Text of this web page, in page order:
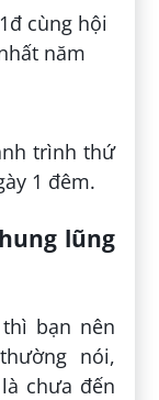
trình thứ
1 đêm.
lũng
bạn nên
nói,
chưa đến